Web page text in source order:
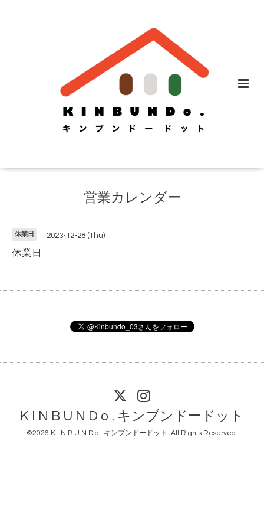
営業カレンダー
休業日 2023-12-28 (Thu)
休業日
K I N B U N D o . キンブンドードット
©2026 K I N B U N D o . キンブンドードット . All Rights Reserved.